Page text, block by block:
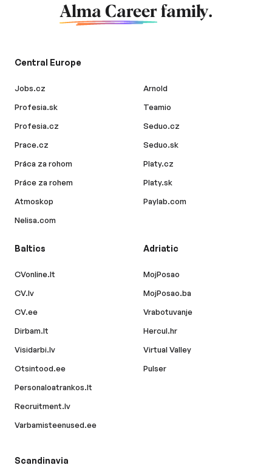
Alma Career family.
Central Europe
Jobs.cz
Profesia.sk
Profesia.cz
Prace.cz
Práca za rohom
Práce za rohem
Atmoskop
Nelisa.com
Arnold
Teamio
Seduo.cz
Seduo.sk
Platy.cz
Platy.sk
Paylab.com
Baltics
CVonline.lt
CV.lv
CV.ee
Dirbam.lt
Visidarbi.lv
Otsintood.ee
Personaloatrankos.lt
Recruitment.lv
Varbamisteenused.ee
Adriatic
MojPosao
MojPosao.ba
Vrabotuvanje
Hercul.hr
Virtual Valley
Pulser
Scandinavia